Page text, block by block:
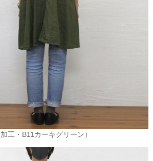
託される大切な家伝の品とされます。
の旧ソ連リトアニア近辺の地方は、リネン
作られるリネンの量は、フランスとベルギ
る東欧のリネン中心地といえます。湾をは
ジナビア半島と近いため、北欧にはたくさ
ています。
て質感もやさしい、ほかの実用的な布が発
の人気が衰えない理由は、その独特のさら
の魅力にあります。
ているリネンは、肌に触れるといつもさら
工・B11カーキグリーン）